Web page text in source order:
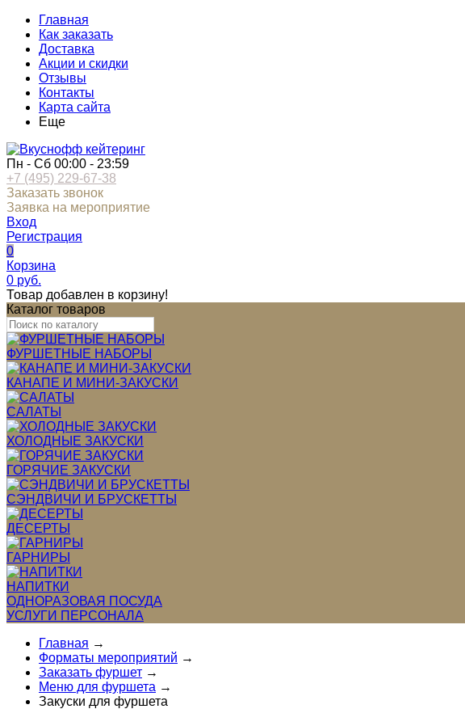
Главная
Как заказать
Доставка
Акции и скидки
Отзывы
Контакты
Карта сайта
Еще
Пн - Сб 00:00 - 23:59
+7 (495) 229-67-38
Заказать звонок
Заявка на мероприятие
Вход
Регистрация
0
Корзина
0 руб.
Товар добавлен в корзину!
Каталог товаров
ФУРШЕТНЫЕ НАБОРЫ
КАНАПЕ И МИНИ-ЗАКУСКИ
САЛАТЫ
ХОЛОДНЫЕ ЗАКУСКИ
ГОРЯЧИЕ ЗАКУСКИ
СЭНДВИЧИ И БРУСКЕТТЫ
ДЕСЕРТЫ
ГАРНИРЫ
НАПИТКИ
ОДНОРАЗОВАЯ ПОСУДА
УСЛУГИ ПЕРСОНАЛА
Главная →
Форматы мероприятий →
Заказать фуршет →
Меню для фуршета →
Закуски для фуршета